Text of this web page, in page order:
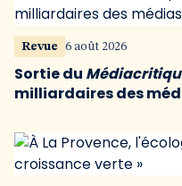
Revue 6 août 2026
Sortie du
milliardaires des